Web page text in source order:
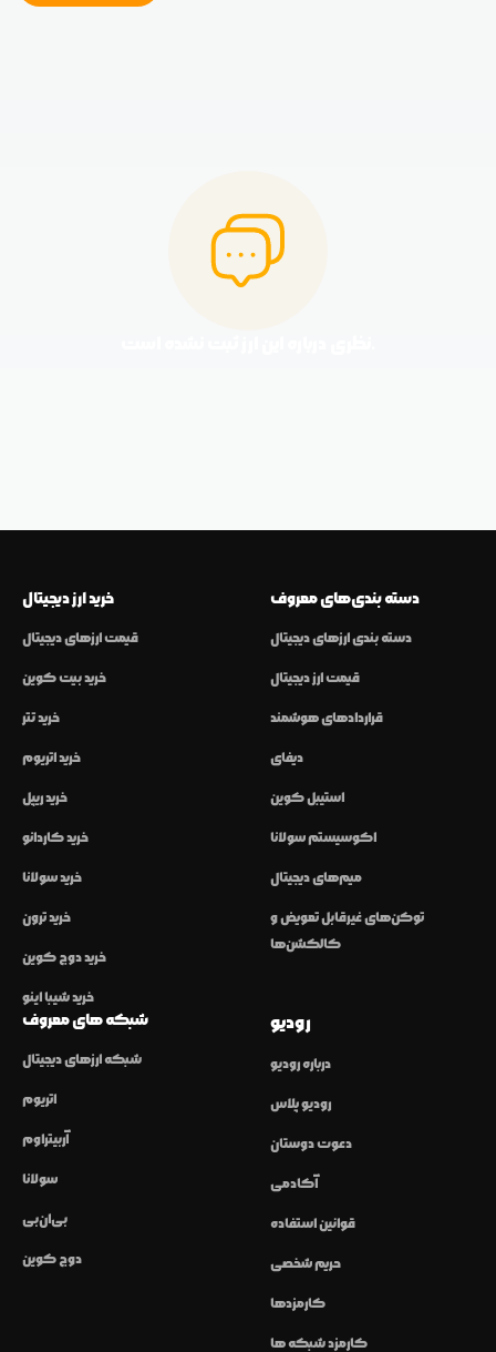
خرید ارز دیجیتال
قیمت ارزهای دیجیتال
خرید بیت کوین
خرید تتر
خرید اتریوم
خرید ریپل
خرید کاردانو
خرید سولانا
خرید ترون
خرید دوج کوین
خرید شیبا اینو
دسته بندی‌های معروف
دسته بندی ارزهای دیجیتال
قیمت ارز دیجیتال
قراردادهای هوشمند
دیفای
استیبل کوین
اکوسیستم سولانا
میم‌های دیجیتال
توکن‌های غیرقابل تعویض و
کالکشن‌ها
شبکه های معروف
شبکه ارزهای دیجیتال
اتریوم
آربیتراوم
سولانا
بی‌ان‌بی
دوج کوین
رودیو
درباره رودیو
رودیو پلاس
دعوت دوستان
آکادمی
قوانین استفاده
حریم شخصی
کارمزدها
کارمزد شبکه ها